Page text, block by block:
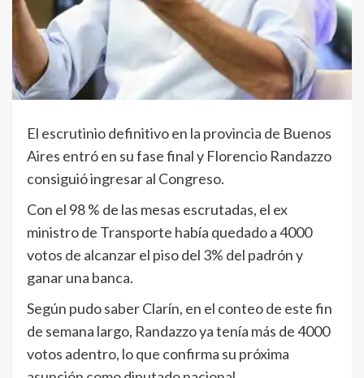
El escrutinio definitivo en la provincia de Buenos
Aires entró en su fase final y Florencio Randazzo
consiguió ingresar al Congreso.
Con el 98 % de las mesas escrutadas, el ex
ministro de Transporte había quedado a 4000
votos de alcanzar el piso del 3% del padrón y
ganar una banca.
Según pudo saber Clarín, en el conteo de este fin
de semana largo, Randazzo ya tenía más de 4000
votos adentro, lo que confirma su próxima